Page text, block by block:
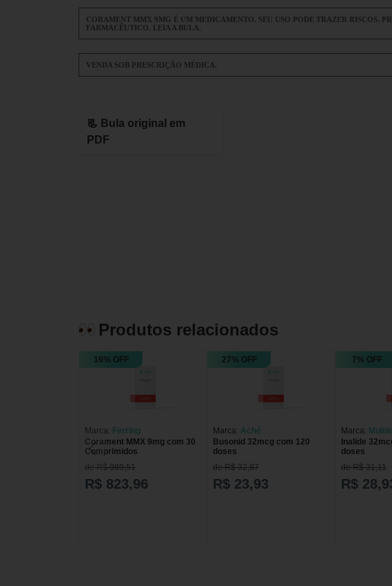
CORAMENT MMX 9MG É UM MEDICAMENTO. SEU USO PODE TRAZER RISCOS.
FARMACÊUTICO. LEIA A BULA.
VENDA SOB PRESCRIÇÃO MÉDICA.
📃 Bula original em
PDF
Produtos relacionados
16% OFF
Marca: Ferring
Corament MMX 9mg com 30
Comprimidos
de R$ 989,51
R$ 823,96
27% OFF
Marca: Aché
Busonid 32mcg com 120
doses
de R$ 32,87
R$ 23,93
7% OFF
Marca:
Inalide
doses
de R$ 31,11
R$